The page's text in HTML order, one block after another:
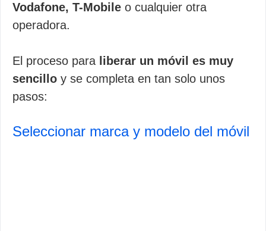
Vodafone, T-Mobile o cualquier otra
operadora.
El proceso para liberar un móvil es muy
sencillo y se completa en tan solo unos
pasos:
Seleccionar marca y modelo del móvil